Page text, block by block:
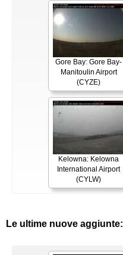
Gore Bay: Gore Bay-
Manitoulin Airport
(CYZE)
Kelowna: Kelowna
International Airport
(CYLW)
Le ultime nuove aggiunte: